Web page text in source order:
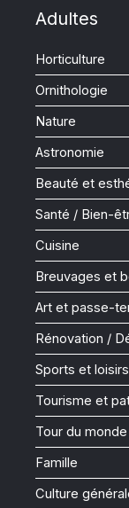
Adultes
Horticulture
Ornithologie
Nature
Astronomie
Beauté et
Santé / Bien-
Cuisine
Breuvages et
Art et passe-
Rénovation /
Sports et loisirs
Tourisme et
Tour du monde
Famille
Culture